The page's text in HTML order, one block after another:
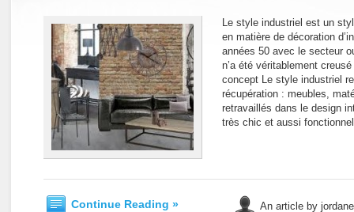
Le style industriel est un
en matière de décoration
années 50 avec le secteur
n’a été véritablement
concept Le style industriel
récupération : meubles,
retravaillés dans le design
très chic et aussi
Continue Reading » An article by